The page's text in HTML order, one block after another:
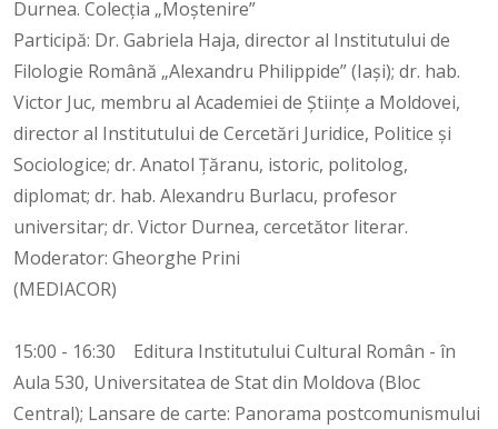
Durnea. Colecția „Moștenire”
Participă: Dr. Gabriela Haja, director al Institutului de
Filologie Română „Alexandru Philippide” (Iași); dr. hab.
Victor Juc, membru al Academiei de Științe a Moldovei,
director al Institutului de Cercetări Juridice, Politice și
Sociologice; dr. Anatol Țăranu, istoric, politolog,
diplomat; dr. hab. Alexandru Burlacu, profesor
universitar; dr. Victor Durnea, cercetător literar.
Moderator: Gheorghe Prini
(MEDIACOR)
15:00 - 16:30 Editura Institutului Cultural Român - în
Aula 530, Universitatea de Stat din Moldova (Bloc
Central); Lansare de carte: Panorama postcomunismului